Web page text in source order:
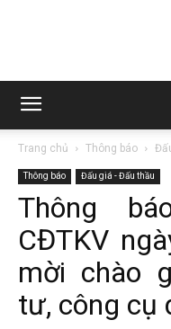
Trường
đẳng
Trang chủ Thông báo
Thông báo Đấu giá - Đấu thầu
Thông
CĐTKV
mời chào
tư, công cụ